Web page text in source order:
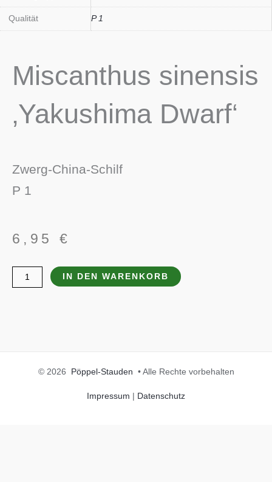
Qualität P 1
Miscanthus sinensis
‚Yakushima Dwarf‘
Zwerg-China-Schilf
P 1
6,95 €
Miscanthus
sinensis
IN DEN WARENKORB
© 2026 Pöppel-Stauden • Alle Rechte vorbehalten
Impressum | Datenschutz